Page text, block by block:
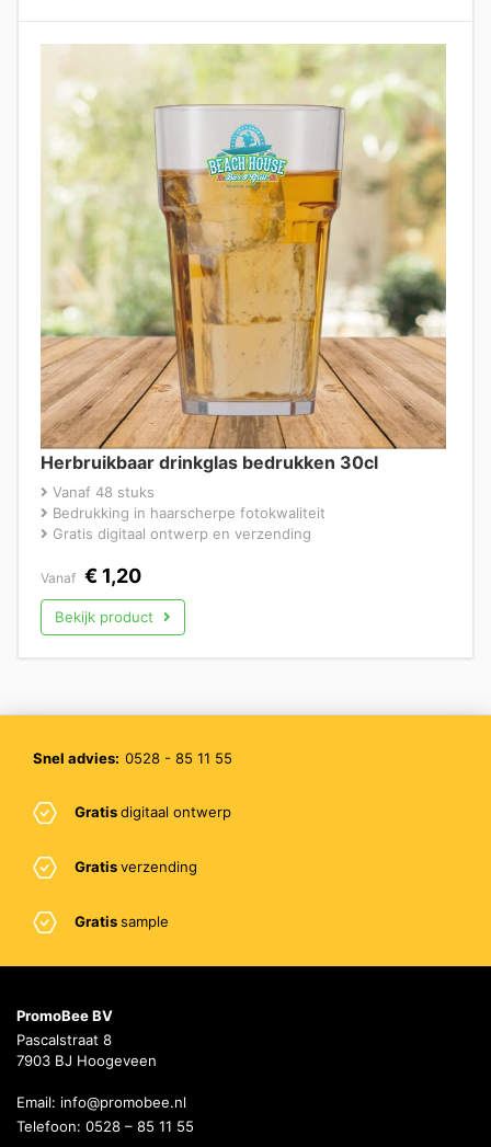
Herbruikbaar drinkglas bedrukken 30cl
Vanaf 48 stuks
Bedrukking in haarscherpe fotokwaliteit
Gratis digitaal ontwerp en verzending
Vanaf € 1,20
Bekijk product
Snel advies: 0528 - 85 11 55
Gratisdigitaal ontwerp
Gratisverzending
Gratissample
PromoBee BV
Pascalstraat 8
7903 BJ Hoogeveen
Email: info@promobee.nl
Telefoon: 0528 – 85 11 55